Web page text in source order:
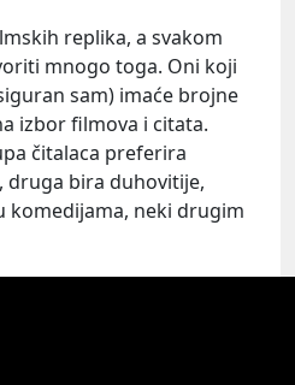
replika, a svakom
mnogo toga. Oni koji
sam) imaće brojne
izbor filmova i citata.
čitalaca preferira
druga bira duhovitije,
komedijama, neki drugim